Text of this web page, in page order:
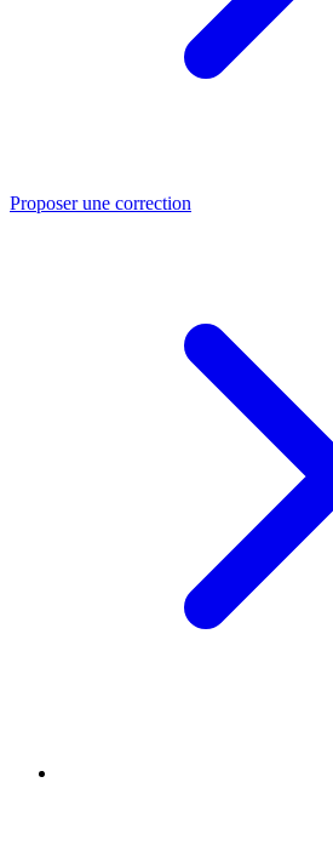
Proposer une correction